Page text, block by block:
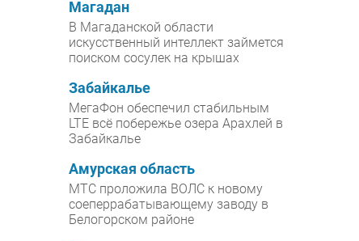
Магадан
В Магаданской области
искусственный интеллект займется
поиском сосулек на крышах
Забайкалье
МегаФон обеспечил стабильным
LTE всё побережье озера Арахлей в
Забайкалье
Амурская область
МТС проложила ВОЛС к новому
соеперрабатывающему заводу в
Белогорском районе